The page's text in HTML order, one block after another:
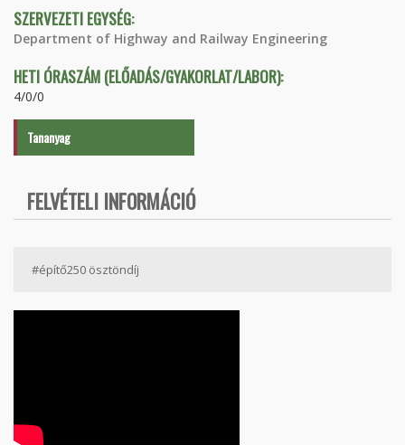
SZERVEZETI EGYSÉG:
Department of Highway and Railway Engineering
HETI ÓRASZÁM (ELŐADÁS/GYAKORLAT/LABOR):
4/0/0
Tananyag
FELVÉTELI INFORMÁCIÓ
#építő250 ösztöndíj